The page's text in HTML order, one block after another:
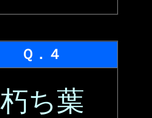
Ｑ．４
朽ち葉